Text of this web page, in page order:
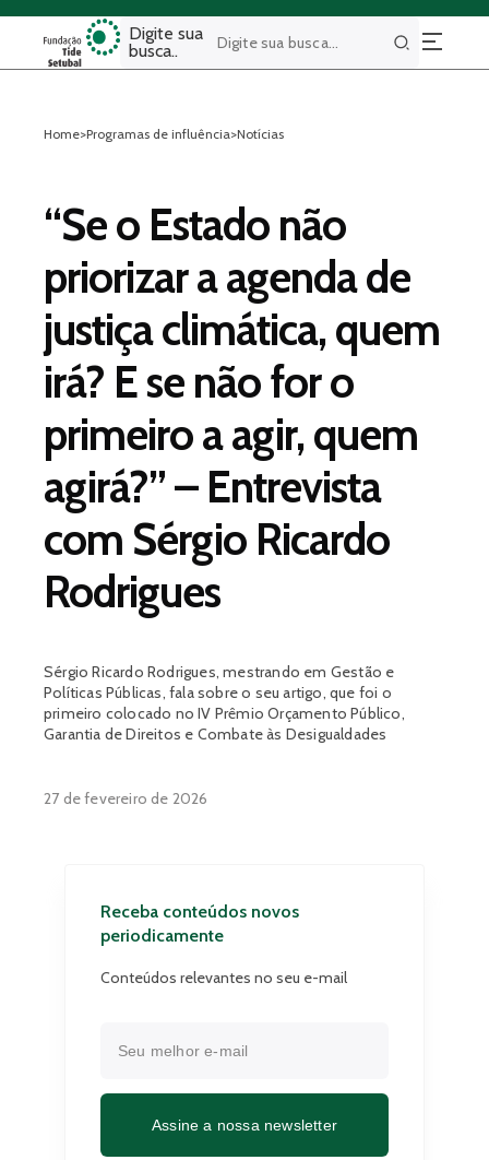
Digite sua
busca..
Buscar
Home>Programas de influência>Notícias
“Se o Estado não
priorizar a agenda de
justiça climática, quem
irá? E se não for o
primeiro a agir, quem
agirá?” – Entrevista
com Sérgio Ricardo
Rodrigues
Sérgio Ricardo Rodrigues, mestrando em Gestão e
Políticas Públicas, fala sobre o seu artigo, que foi o
primeiro colocado no IV Prêmio Orçamento Público,
Garantia de Direitos e Combate às Desigualdades
27 de fevereiro de 2026
Receba conteúdos novos
periodicamente
Conteúdos relevantes no seu e-mail
Assine a nossa newsletter